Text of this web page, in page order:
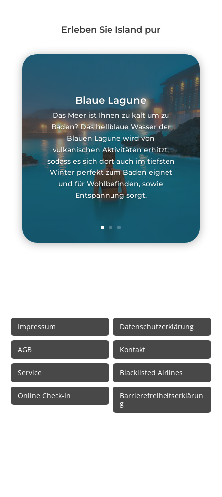
Erleben Sie Island pur
Blaue Lagune
Das Meer ist Ihnen zu kalt um zu
Baden? Das hellblaue Wasser der
Blauen Lagune wird von
vulkanischen Aktivitäten erhitzt,
sodass es sich dort auch im tiefsten
Winter perfekt zum Baden eignet
und für Wohlbefinden, sowie
Entspannung sorgt.
Impressum Datenschutzerklärung
AGB Kontakt
Service Blacklisted Airlines
Online Check-In
Barrierefreiheitserklärun
g